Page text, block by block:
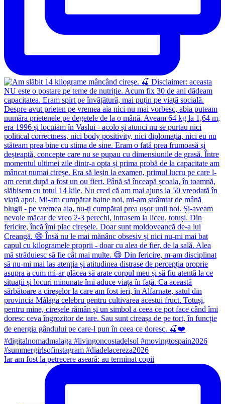
Iar am fost la petrecere aseară: au terminat copii